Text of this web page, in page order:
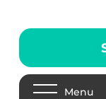
Menu